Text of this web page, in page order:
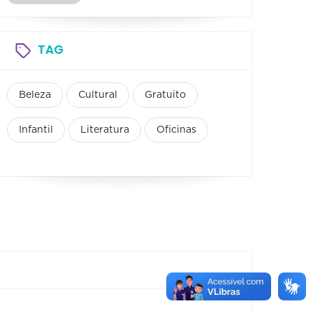
TAG
Beleza Cultural Gratuito
Infantil Literatura Oficinas